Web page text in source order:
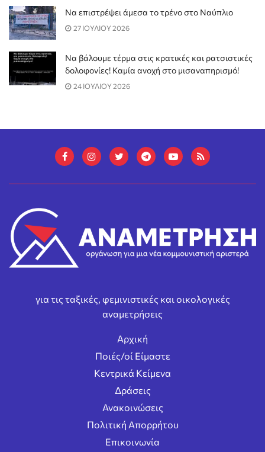
Να επιστρέψει άμεσα το τρένο στο Ναύπλιο
27 ΙΟΥΛΙΟΥ 2026
Να βάλουμε τέρμα στις κρατικές και ρατσιστικές
δολοφονίες! Καμία ανοχή στο μισαναπηρισμό!
24 ΙΟΥΛΙΟΥ 2026
για τις ταξικές, φεμινιστικές και οικολογικές
αναμετρήσεις
Αρχική
Ποιές/οί Είμαστε
Κεντρικά Κείμενα
Δράσεις
Ανακοινώσεις
Πολιτική Απορρήτου
Επικοινωνία